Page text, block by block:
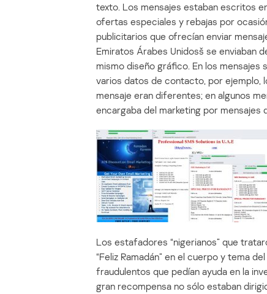
texto. Los mensajes estaban escritos
ofertas especiales y rebajas por
publicitarios que ofrecían enviar
Emiratos Árabes Unidosš se enviaban
mismo diseño gráfico. En los
varios datos de contacto, por ejemplo,
mensaje eran diferentes; en algunos
encargaba del marketing por mensajes
Los estafadores “nigerianos” que
“Feliz Ramadán” en el cuerpo y tema
fraudulentos que pedían ayuda en la
gran recompensa no sólo estaban